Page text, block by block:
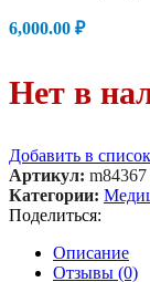
6,000.00 ₽
Нет в
Добавить в
Артикул: m84367
Категории:
Поделиться:
Описание
Отзывы (0)